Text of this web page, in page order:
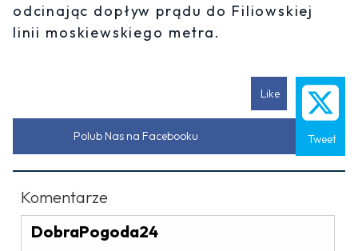
odcinając dopływ prądu do Filiowskiej
linii moskiewskiego metra.
Like
Tweet
Polub Nas na Facebooku
Komentarze
DobraPogoda24